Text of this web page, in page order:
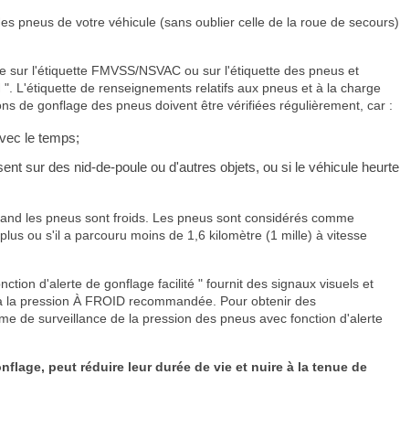
pneus de votre véhicule (sans oublier celle de la roue de secours)
l'étiquette FMVSS/NSVAC ou sur l'étiquette des pneus et
L'étiquette de renseignements relatifs aux pneus et à la charge
de gonflage des pneus doivent être vérifiées régulièrement, car :
le temps;
sur des nid-de-poule ou d'autres objets, ou si le véhicule heurte
les pneus sont froids. Les pneus sont considérés comme
ou s'il a parcouru moins de 1,6 kilomètre (1 mille) à vitesse
d'alerte de gonflage facilité " fournit des signaux visuels et
pression À FROID recommandée. Pour obtenir des
de surveillance de la pression des pneus avec fonction d'alerte
peut réduire leur durée de vie et nuire à la tenue de